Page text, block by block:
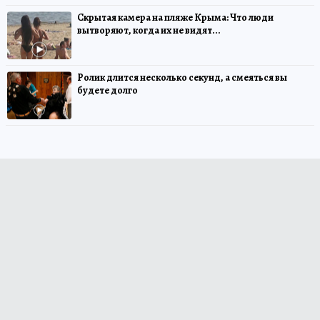
Скрытая камера на пляже Крыма: Что люди
вытворяют, когда их не видят...
Ролик длится несколько секунд, а смеяться вы
будете долго